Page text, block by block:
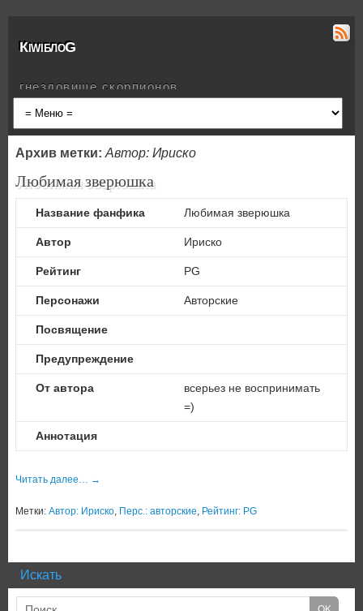
КiwiблоG
гнездовище скорпионов
Архив метки: Автор: Ириско
Любимая зверюшка
Название фанфика Любимая зверюшка
Автор Ириско
Рейтинг PG
Персонажи Авторские
Посвящение
Предупреждение
От автора
всерьез не воспринимать
=)
Аннотация
Читать далее… →
Метки: Автор: Ириско, Перс.: авторские, Рейтинг: PG
Искать